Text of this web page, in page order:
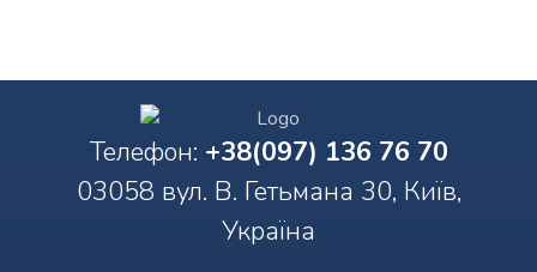
Телефон: +38(097) 136 76 70
03058 вул. В. Гетьмана 30, Київ,
Україна